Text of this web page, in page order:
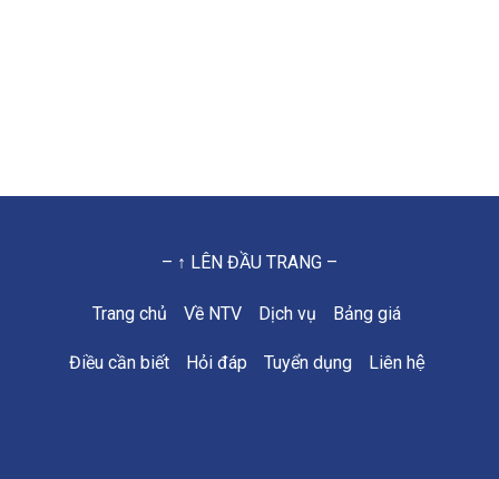
– ↑ LÊN ĐẦU TRANG –
Trang chủ Về NTV Dịch vụ Bảng giá
Điều cần biết Hỏi đáp Tuyển dụng Liên hệ